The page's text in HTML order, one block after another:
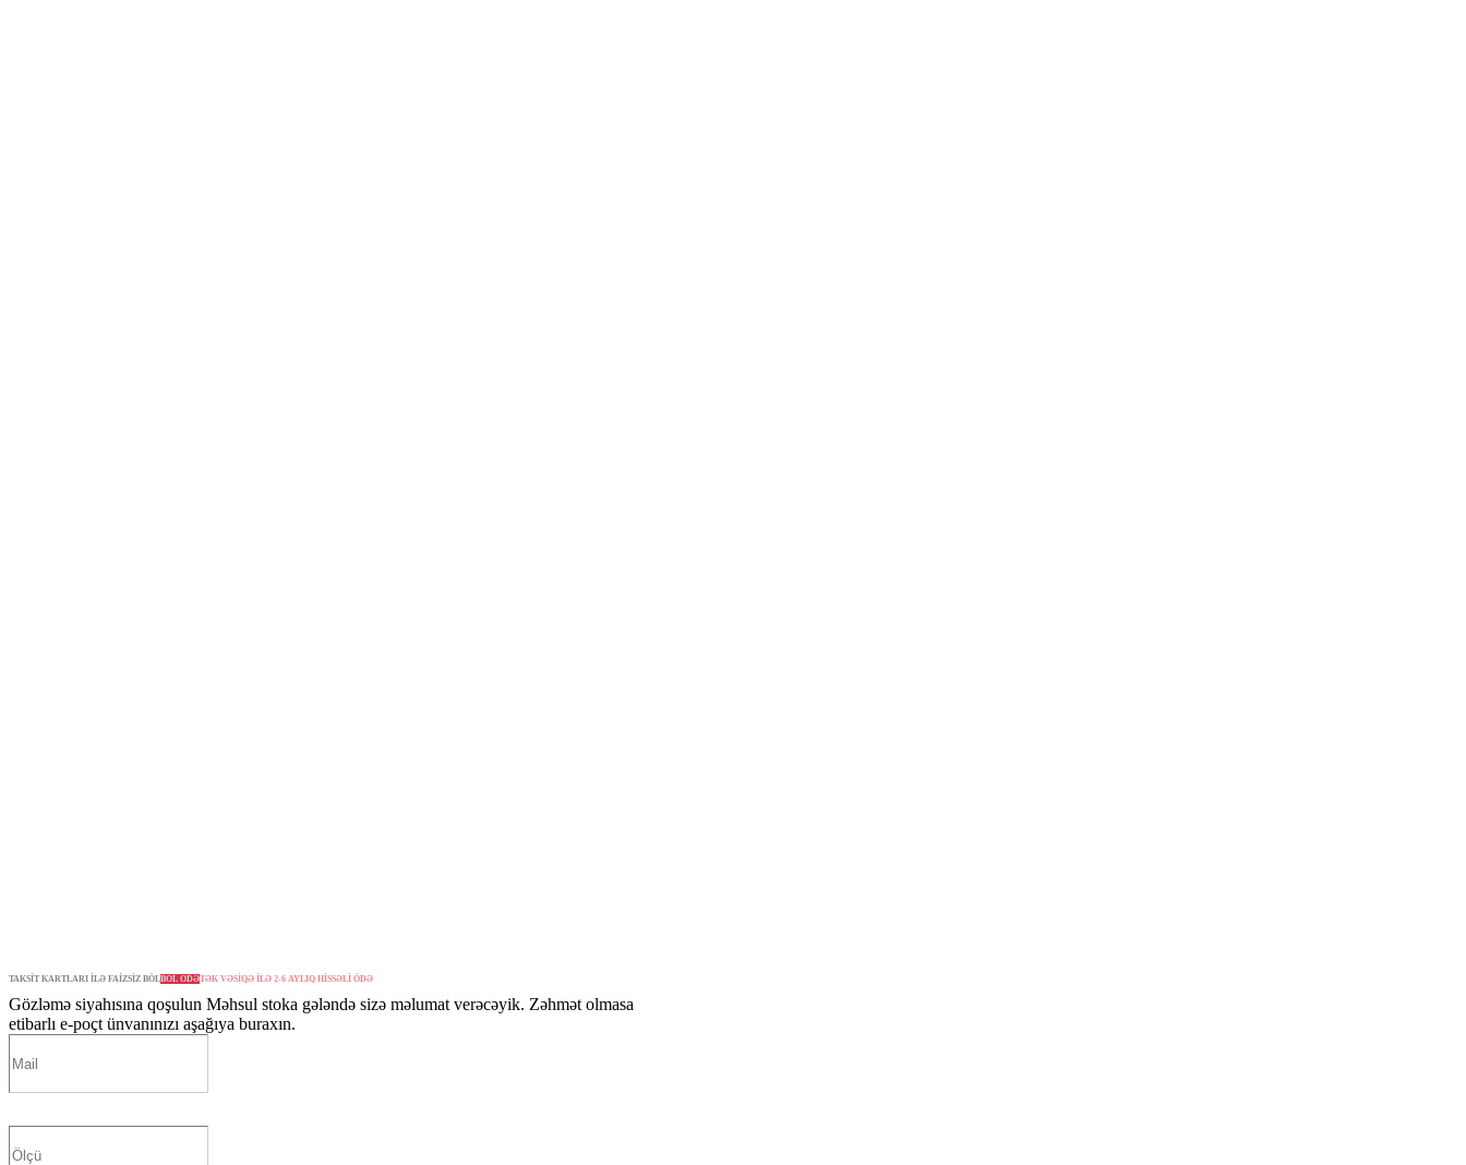
TAKSİT KARTLARI İLƏ FAİZSİZ BÖLBÖL ÖDƏTƏK VƏSİQƏ İLƏ 2-6 AYLIQ HİSSƏLİ ÖDƏ
Gözləmə siyahısına qoşulun Məhsul stoka gələndə sizə məlumat verəcəyik. Zəhmət olmasa
etibarlı e-poçt ünvanınızı aşağıya buraxın.